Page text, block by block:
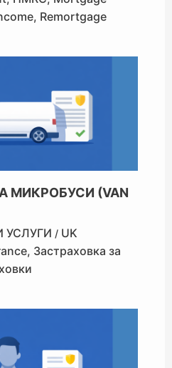
, Remortgage
МИКРОБУСИ (VAN
УСЛУГИ / UK
, Застраховка за